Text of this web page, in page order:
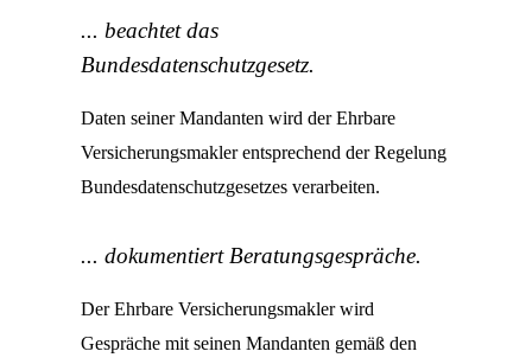
... beachtet das
Bundesdatenschutzgesetz.
Daten seiner Mandanten wird der Ehrbare
Versicherungsmakler entsprechend der Regelung
Bundesdatenschutzgesetzes verarbeiten.
... dokumentiert Beratungsgespräche.
Der Ehrbare Versicherungsmakler wird
Gespräche mit seinen Mandanten gemäß den